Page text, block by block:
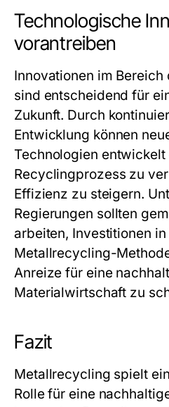
Technologische
vorantreiben
Innovationen im
sind entscheidend für
Zukunft. Durch
Entwicklung können
Technologien
Recyclingprozess zu
Effizienz zu steigern.
Regierungen sollten
arbeiten, Investitionen
Metallrecycling-
Anreize für eine
Materialwirtschaft zu
Fazit
Metallrecycling spielt
Rolle für eine